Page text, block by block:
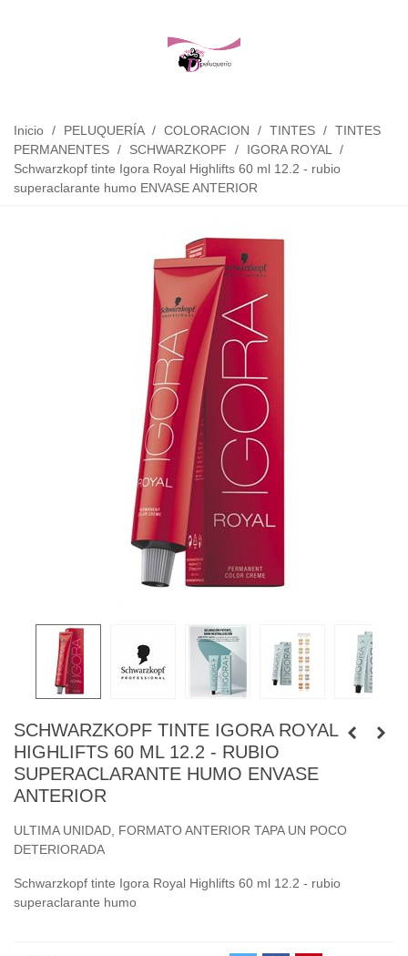
Inicio / PELUQUERÍA / COLORACION / TINTES / TINTES
PERMANENTES / SCHWARZKOPF / IGORA ROYAL
/
Schwarzkopf tinte Igora Royal Highlifts 60 ml 12.2 - rubio
superaclarante humo ENVASE ANTERIOR
SCHWARZKOPF TINTE IGORA ROYAL
HIGHLIFTS 60 ML 12.2 - RUBIO
SUPERACLARANTE HUMO ENVASE
ANTERIOR
ULTIMA UNIDAD, FORMATO ANTERIOR TAPA UN POCO
DETERIORADA
Schwarzkopf tinte Igora Royal Highlifts 60 ml 12.2 - rubio
superaclarante humo